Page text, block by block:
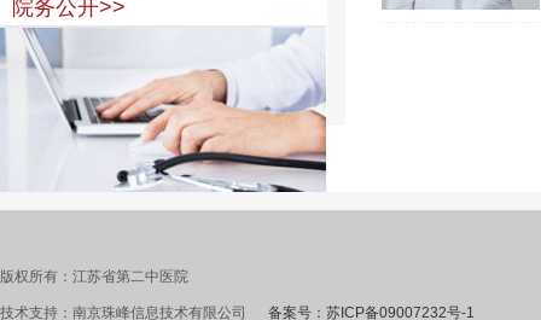
院务公开>>
版权所有：江苏省第二中医院
技术支持：南京珠峰信息技术有限公司 备案号：苏ICP备09007232号-1